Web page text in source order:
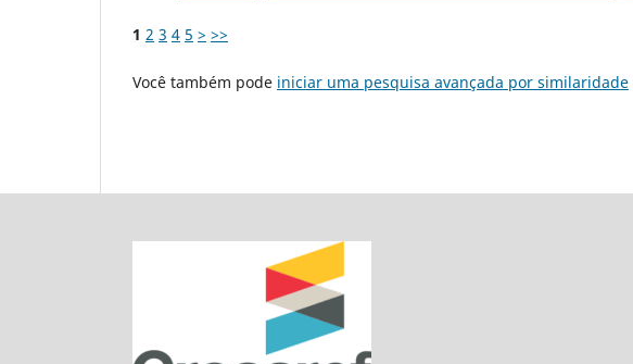
1 2 3 4 5 > >>
Você também pode iniciar uma pesquisa avançada por similaridade